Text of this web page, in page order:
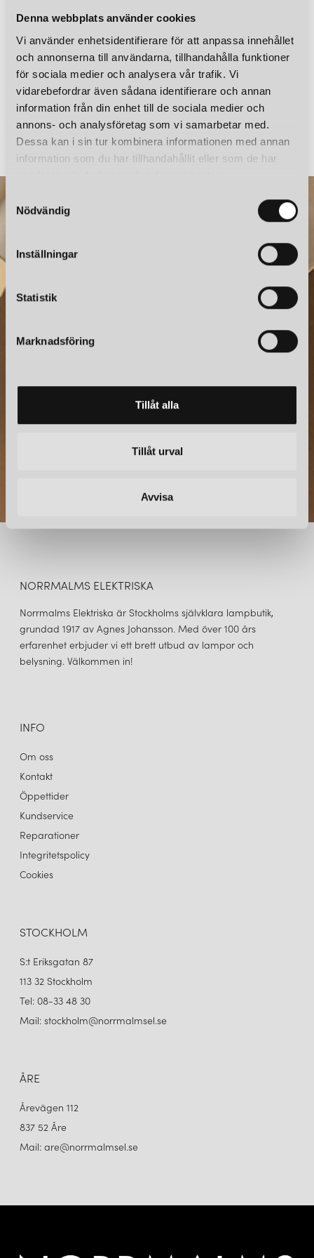
Denna webbplats använder cookies
Vi använder enhetsidentifierare för att anpassa innehållet
och annonserna till användarna, tillhandahålla funktioner
för sociala medier och analysera vår trafik. Vi
vidarebefordrar även sådana identifierare och annan
information från din enhet till de sociala medier och
annons- och analysföretag som vi samarbetar med.
Dessa kan i sin tur kombinera informationen med annan
information som du har tillhandahållit eller som de har
y
Nödvändig
Inställningar
Statistik
Marknadsföring
Tillåt alla
Tillåt urval
Avvisa
WG 28 WAGENFELD BORDSLAMPA GLAS, NICKEL, VIT
7 250 kr
9 585 kr
Prenumerera – Spännande nyheter och fina erbjudanden
NORRMALMS ELEKTRISKA
Norrmalms Elektriska är Stockholms självklara lampbutik,
grundad 1917 av Agnes Johansson. Med över 100 års
erfarenhet erbjuder vi ett brett utbud av lampor och
belysning. Välkommen in!
INFO
Om oss
Kontakt
Öppettider
Kundservice
Reparationer
Integritetspolicy
Cookies
STOCKHOLM
S:t Eriksgatan 87
113 32 Stockholm
Tel: 08-33 48 30
Mail: stockholm@norrmalmsel.se
ÅRE
Årevägen 112
837 52 Åre
Mail: are@norrmalmsel.se